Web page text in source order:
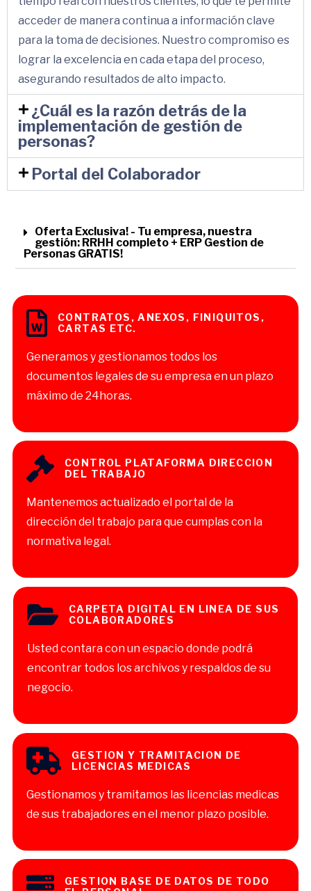
acceder de manera continua a información clave
para la toma de decisiones. Nuestro compromiso es
lograr la excelencia en cada etapa del proceso,
asegurando resultados de alto impacto.
¿Cuál es la razón detrás de la
implementación de gestión de
personas?
Portal del Colaborador
Oferta Exclusiva! - Tu empresa, nuestra
gestión: RRHH completo + ERP Gestion de
Personas GRATIS!
CONTRATOS, ANEXOS, FINIQUITOS,
CARTAS ETC.
Generamos y gestionamos todos los
documentos legales de su empresa en un plazo
máximo de 24horas.
CONTROL PLATAFORMA DIRECCION
DEL TRABAJO
Mantenemos actualizado el portal de la
dirección del trabajo para que cumplas con la
normativa legal.
CARPETA DIGITAL EN LINEA DE SUS
COLABORADORES
Usted contara con un espacio donde podrá
encontrar todos los archivos y respaldos de su
negocio.
GESTION Y TRAMITACION DE
LICENCIAS MEDICAS
Gestionamos y tramitamos las licencias medicas
de sus trabajadores en el menor plazo posible.
GESTION BASE DE DATOS DE TODO